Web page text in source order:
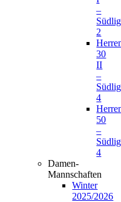
–
2
30
II
–
4
50
–
4
Damen-
Mannschaften
Winter
2025/2026